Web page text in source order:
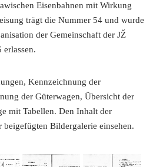
Eisenbahnen mit Wirkung
trägt die Nummer 54 und wurde
der Gemeinschaft der JŽ
Kennzeichnung der
der Güterwagen, Übersicht der
mit Tabellen. Den Inhalt der
Bildergalerie einsehen.